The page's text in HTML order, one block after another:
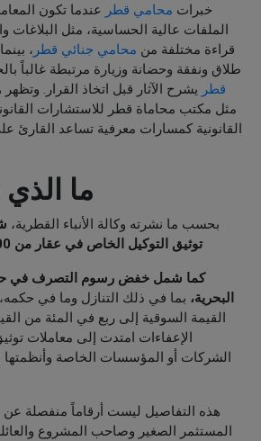
خبرات محامي قطر عندما تكون
الملفات عالية الحساسية، مثل البلاغات
قراءة مختلفة من محامي جنائي قطر ،
طلاق ونفقة وحضانة وزيارة مرتبطة غالباً
قطر يشرح الآثار قبل اتخاذ القرار.
مثل مكتب محاماة قطر للاستشارات
القانونية كمسارات معرفية تساعد القارئ
ما الذي
بحسب ما نشرته وكالة الأنباء القطرية،
توثيق التوكيل الخاص في عقار من 100 ريال إلى 300 ريال.
كما شمل خفض رسوم التصرف في
البحرية، بما في ذلك التنازل وما في
القيمة السوقية إلى ربع في المئة من
الإعفاءات امتدت إلى معاملات
الشركات أو المؤسسات الخاصة وأنظمتها
هذه التفاصيل ليست أرقاماً منفصلة عن
المستثمر الصغير وصاحب المشروع